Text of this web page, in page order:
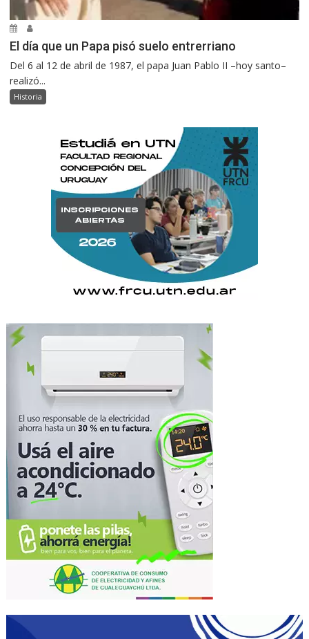
El día que un Papa pisó suelo entrerriano
Del 6 al 12 de abril de 1987, el papa Juan Pablo II –hoy santo–
realizó...
Historia